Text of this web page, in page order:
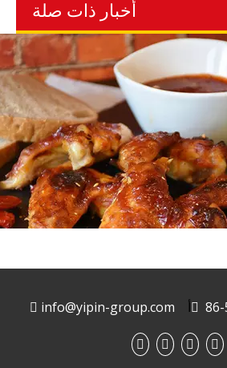
أخبار ذات صلة
موسم الشواء 2022!
أ  info@yipin-group.com